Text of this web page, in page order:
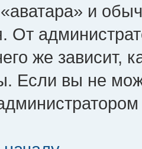
«аватара» и
От
же зависит,
Если вы не